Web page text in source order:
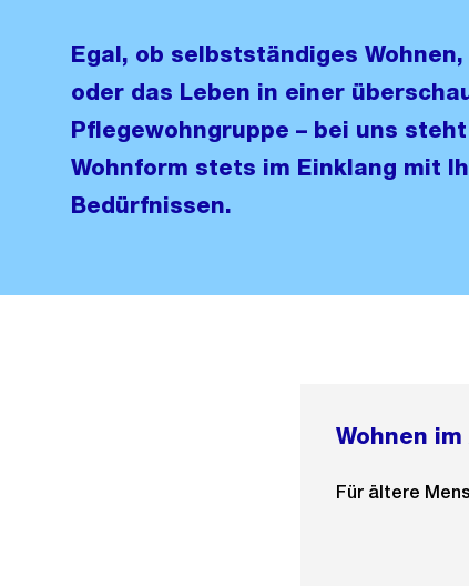
Egal, ob selbstständiges
oder das Leben in einer
Pflegewohngruppe – bei uns
Wohnform stets im Einklang mit
Bedürfnissen.
Wohnen
Für ältere